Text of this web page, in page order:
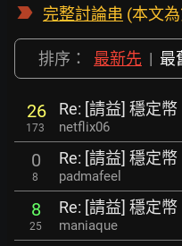
完整討論串 (本文為
排序： 最新先 | 最
26
173
Re: [請益] 穩定幣
netflix06
0
8
Re: [請益] 穩定幣
padmafeel
8
25
Re: [請益] 穩定幣
maniaque